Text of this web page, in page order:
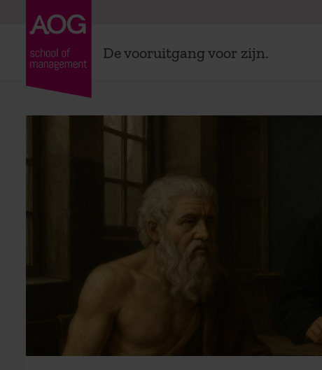
De vooruitgang voor zijn.